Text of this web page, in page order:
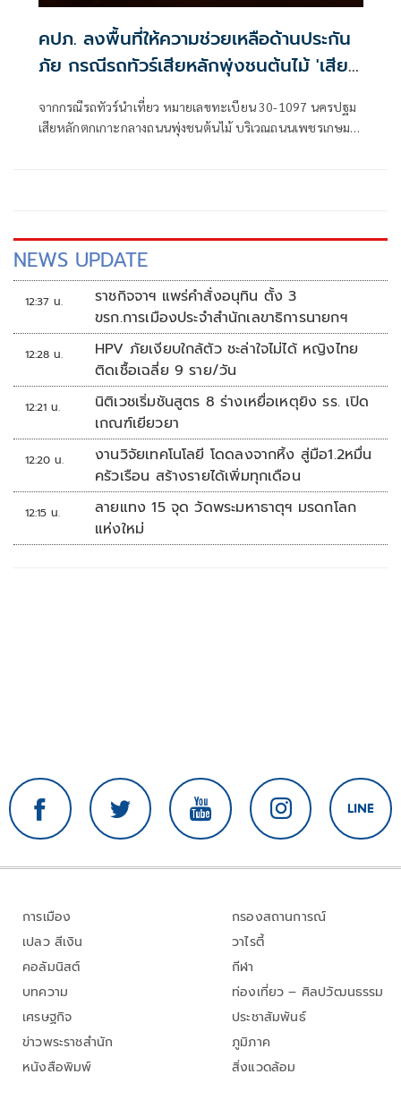
คปภ. ลงพื้นที่ให้ความช่วยเหลือด้านประกัน
ภัย กรณีรถทัวร์เสียหลักพุ่งชนต้นไม้ 'เสีย
ชีวิต 5 ราย - บาดเจ็บจำนวนมาก' ที่จังหวัด
สุราษฎร์ธานี
จากกรณีรถทัวร์นำเที่ยว หมายเลขทะเบียน 30-1097 นครปฐม
เสียหลักตกเกาะกลางถนนพุ่งชนต้นไม้ บริเวณถนนเพชรเกษม
NEWS UPDATE
12:37 น.
ราชกิจจาฯ แพร่คำสั่งอนุทิน ตั้ง 3
ขรก.การเมืองประจำสำนักเลขาธิการนายกฯ
12:28 น.
HPV ภัยเงียบใกล้ตัว ชะล่าใจไม่ได้ หญิงไทย
ติดเชื้อเฉลี่ย 9 ราย/วัน
12:21 น.
นิติเวชเริ่มชันสูตร 8 ร่างเหยื่อเหตุยิง รร. เปิด
เกณฑ์เยียวยา
12:20 น.
งานวิจัยเทคโนโลยี โดดลงจากหิ้ง สู่มือ1.2หมื่น
ครัวเรือน สร้างรายได้เพิ่มทุกเดือน
12:15 น.
ลายแทง 15 จุด วัดพระมหาธาตุฯ มรดกโลก
แห่งใหม่
การเมือง
เปลว สีเงิน
คอลัมนิสต์
บทความ
เศรษฐกิจ
ข่าวพระราชสำนัก
หนังสือพิมพ์
กรองสถานการณ์
วาไรตี้
กีฬา
ท่องเที่ยว – ศิลปวัฒนธรรม
ประชาสัมพันธ์
ภูมิภาค
สิ่งแวดล้อม